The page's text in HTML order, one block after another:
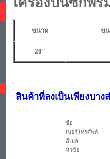
ขนาด ขน
20"
สินค้าที่ลงเป็นเพียงบาง
ชื่อ
เบอร์โทรศัพท์
อีเมล
หัวข้อ